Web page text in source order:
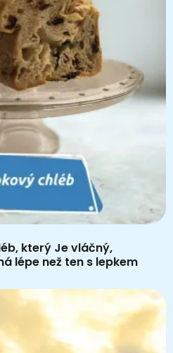
který Je vláčný,
lépe než ten s lepkem